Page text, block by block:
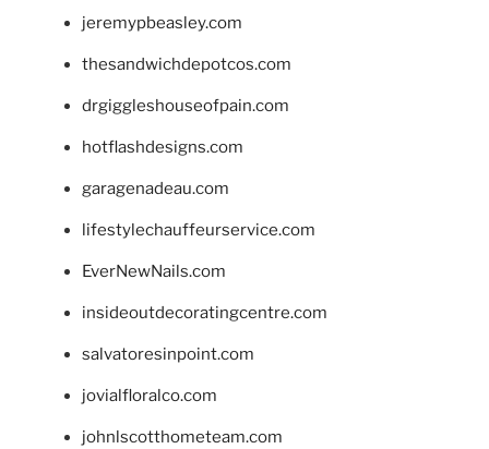
jeremypbeasley.com
thesandwichdepotcos.com
drgiggleshouseofpain.com
hotflashdesigns.com
garagenadeau.com
lifestylechauffeurservice.com
EverNewNails.com
insideoutdecoratingcentre.com
salvatoresinpoint.com
jovialfloralco.com
johnlscotthometeam.com